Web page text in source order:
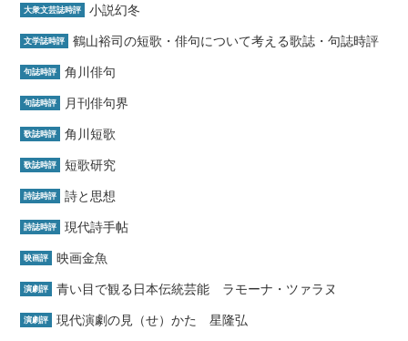
大衆文芸誌時評 小説幻冬
文学誌時評 鶴山裕司の短歌・俳句について考える歌誌・句誌時評
句誌時評 角川俳句
句誌時評 月刊俳句界
歌誌時評 角川短歌
歌誌時評 短歌研究
詩誌時評 詩と思想
詩誌時評 現代詩手帖
映画評 映画金魚
演劇評 青い目で観る日本伝統芸能 ラモーナ・ツァラヌ
演劇評 現代演劇の見（せ）かた 星隆弘